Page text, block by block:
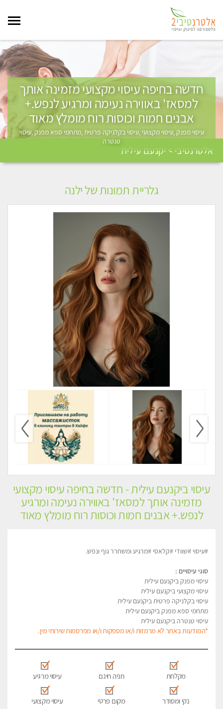
חדשה בחיפה עיסוי מקצועי מזמינה אותך
למסאז' באווירה נעימה ומרגיע לנפש.+
אבנים חמות וכוסות רוח מומלץ מאוד
עיסוי מפנק ,עיסוי מקצועי ,עיסוי בקלניקה פרטית ,מתחמי ספא מפנק ,עיסוי
טנטרה
אלטרנטיבי > יקנעם עילית
עיסוי ביקנעם עילית - חדשה בחיפה עיסוי מקצועי
מזמינה אותך למסאז' באווירה נעימה ומרגיע
לנפש.+ אבנים חמות וכוסות רוח מומלץ מאוד
#עיסוי #שוודי #קלאסי #מרגיע ומשחרר גוף ונפש.
סוגי עיסויים :
עיסוי מפנק ביקנעם עילית
עיסוי מקצועי ביקנעם עילית
עיסוי בקלניקה פרטית ביקנעם עילית
מתחמי ספא מפנק ביקנעם עילית
עיסוי טנטרה ביקנעם עילית
*המודעות באתר לא מרמזות ו/או מספקות ו/או מפרסמות שירותי מין.
מקלחת חניה חינם עיסוי מרגיע
נקי ומסודר מקום פרטי עיסוי מקצועי
גלריית תמונות של ילנה